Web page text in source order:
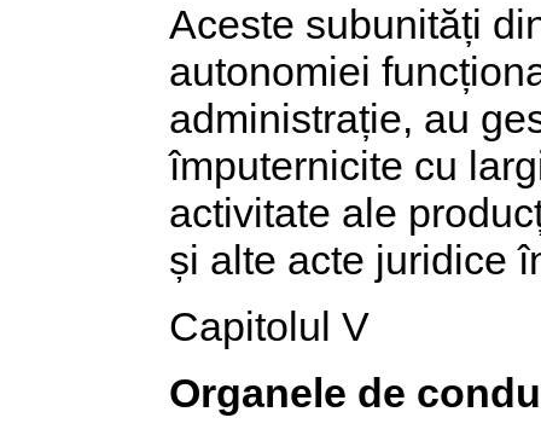
Aceste subunități
autonomiei
administrație, au
împuternicite cu
activitate ale
și alte acte juridice
Capitolul V
Organele de